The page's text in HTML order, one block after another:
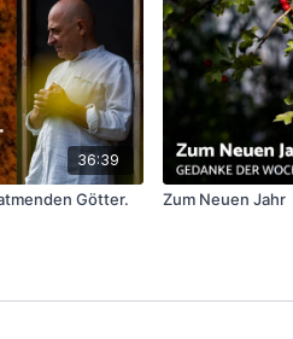
36:39
Götter. Zum Neuen Jahr